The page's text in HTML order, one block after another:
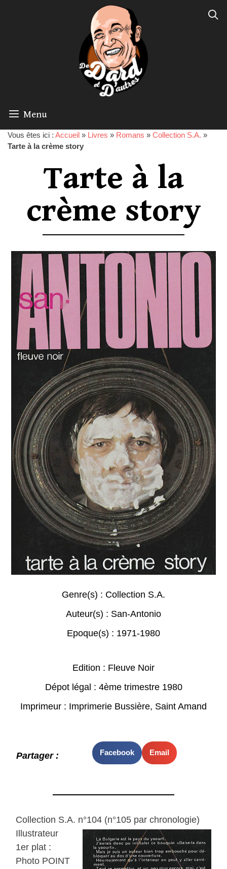
Menu
Vous êtes ici : Accueil » Livres » Romans » Collection S.A. »
Tarte à la crème story
Tarte à la
crème story
Genre(s) : Collection S.A.
Auteur(s) : San-Antonio
Epoque(s) : 1971-1980
Edition : Fleuve Noir
Dépot légal : 4ème trimestre 1980
Imprimeur : Imprimerie Bussière, Saint Amand
Partager : Facebook Email
Collection S.A. n°104 (n°105 par chronologie)
Illustrateur
1er plat :
Photo POINT